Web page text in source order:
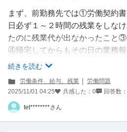
まず、前勤務先では①労働契約
日必ず１～２時間の残業をしな
たのに残業代が出なかったこと
④帰宅してからもその日の業務
り、それに最低でも１時間はか
前職在職中に労働監督署に聞い
契約書が存在していないことが
た。
その勤務先は財団法人で、実質
続きを読む
労働条件、給与、残業
労働問題
2025/11/01 04:25
共感した： 0 回答数：
tet********さん